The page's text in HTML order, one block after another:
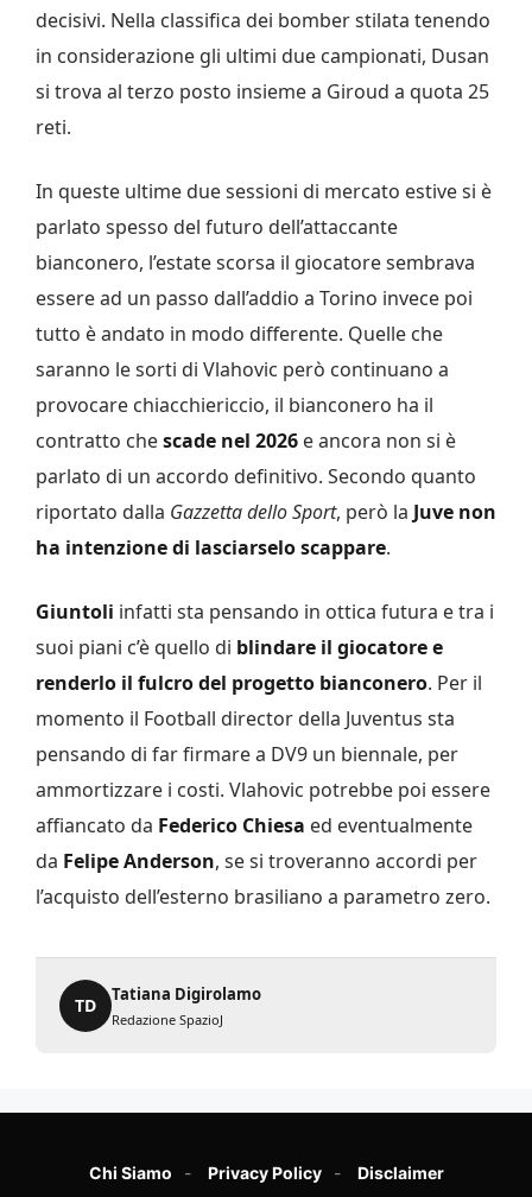
decisivi. Nella classifica dei bomber stilata tenendo
in considerazione gli ultimi due campionati, Dusan
si trova al terzo posto insieme a Giroud a quota 25
reti.
In queste ultime due sessioni di mercato estive si è
parlato spesso del futuro dell’attaccante
bianconero, l’estate scorsa il giocatore sembrava
essere ad un passo dall’addio a Torino invece poi
tutto è andato in modo differente. Quelle che
saranno le sorti di Vlahovic però continuano a
provocare chiacchiericcio, il bianconero ha il
contratto chescade nel 2026 e ancora non si è
parlato di un accordo definitivo. Secondo quanto
riportato dalla Gazzetta dello Sport, però la Juve non
ha intenzione di lasciarselo scappare.
Giuntoli infatti sta pensando in ottica futura e tra i
suoi piani c’è quello di blindare il giocatore e
renderlo il fulcro del progetto bianconero. Per il
momento il Football director della Juventus sta
pensando di far firmare a DV9 un biennale, per
ammortizzare i costi. Vlahovic potrebbe poi essere
affiancato da Federico Chiesa ed eventualmente
da Felipe Anderson, se si troveranno accordi per
l’acquisto dell’esterno brasiliano a parametro zero.
TD
Tatiana Digirolamo
Redazione SpazioJ
Chi Siamo Privacy Policy Disclaimer